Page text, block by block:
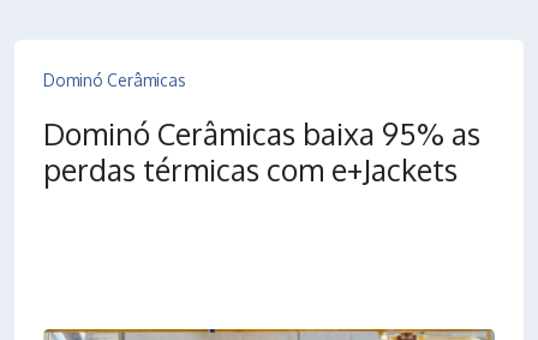
Dominó Cerâmicas
Dominó Cerâmicas baixa 95% as
perdas térmicas com e+Jackets